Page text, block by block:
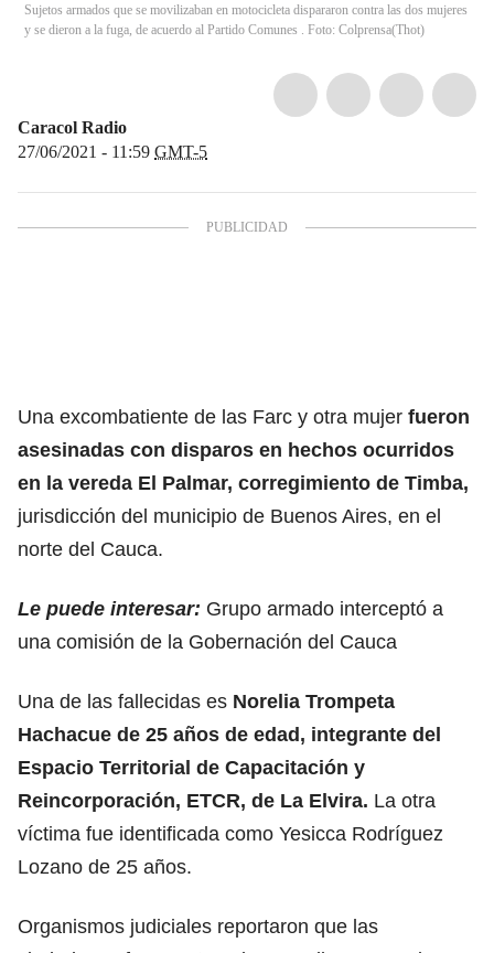
Sujetos armados que se movilizaban en motocicleta dispararon contra las dos mujeres
y se dieron a la fuga, de acuerdo al Partido Comunes . Foto: Colprensa(Thot)
Caracol Radio
27/06/2021 - 11:59 GMT-5
Una excombatiente de las Farc y otra mujer fueron
asesinadas con disparos en hechos ocurridos
en la vereda El Palmar, corregimiento de Timba,
jurisdicción del municipio de Buenos Aires, en el
norte del Cauca.
Le puede interesar: Grupo armado interceptó a
una comisión de la Gobernación del Cauca
Una de las fallecidas es Norelia Trompeta
Hachacue de 25 años de edad, integrante del
Espacio Territorial de Capacitación y
Reincorporación, ETCR, de La Elvira. La otra
víctima fue identificada como Yesicca Rodríguez
Lozano de 25 años.
Organismos judiciales reportaron que las